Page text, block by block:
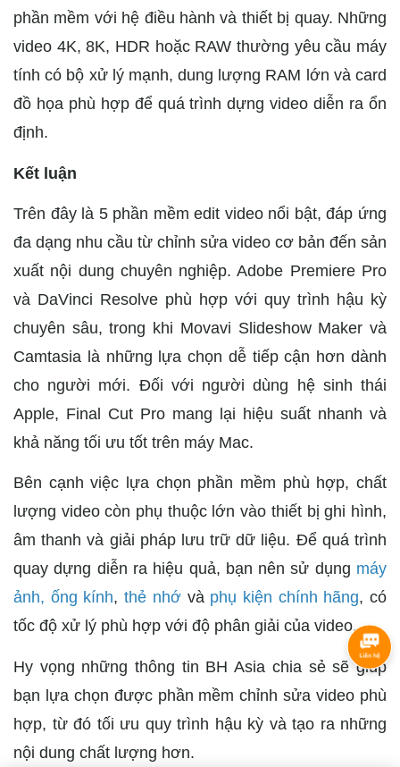
phần mềm với hệ điều hành và thiết bị quay. Những
video 4K, 8K, HDR hoặc RAW thường yêu cầu máy
tính có bộ xử lý mạnh, dung lượng RAM lớn và card
đồ họa phù hợp để quá trình dựng video diễn ra ổn
định.
Kết luận
Trên đây là 5 phần mềm edit video nổi bật, đáp ứng
đa dạng nhu cầu từ chỉnh sửa video cơ bản đến sản
xuất nội dung chuyên nghiệp. Adobe Premiere Pro
và DaVinci Resolve phù hợp với quy trình hậu kỳ
chuyên sâu, trong khi Movavi Slideshow Maker và
Camtasia là những lựa chọn dễ tiếp cận hơn dành
cho người mới. Đối với người dùng hệ sinh thái
Apple, Final Cut Pro mang lại hiệu suất nhanh và
khả năng tối ưu tốt trên máy Mac.
Bên cạnh việc lựa chọn phần mềm phù hợp, chất
lượng video còn phụ thuộc lớn vào thiết bị ghi hình,
âm thanh và giải pháp lưu trữ dữ liệu. Để quá trình
quay dựng diễn ra hiệu quả, bạn nên sử dụng máy
ảnh, ống kính, thẻ nhớvàphụ kiện chính hãng, có
tốc độ xử lý phù hợp với độ phân giải của video.
Hy vọng những thông tin BH Asia chia sẻ sẽ giúp
bạn lựa chọn được phần mềm chỉnh sửa video phù
hợp, từ đó tối ưu quy trình hậu kỳ và tạo ra những
nội dung chất lượng hơn.